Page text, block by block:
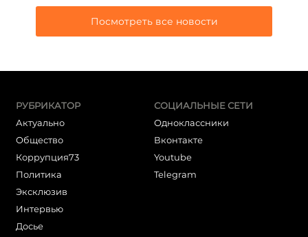
Посмотреть все новости
РУБРИКАТОР
Актуально
Общество
Коррупция73
Политика
Эксклюзив
Интервью
Досье
СОЦИАЛЬНЫЕ СЕТИ
Одноклассники
Вконтакте
Youtube
Telegram